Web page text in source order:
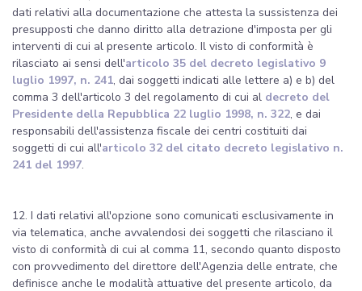
dati relativi alla documentazione che attesta la sussistenza dei
presupposti che danno diritto alla detrazione d'imposta per gli
interventi di cui al presente articolo. Il visto di conformità è
rilasciato ai sensi dell'articolo 35 del decreto legislativo 9
luglio 1997, n. 241, dai soggetti indicati alle lettere a) e b) del
comma 3 dell'articolo 3 del regolamento di cui al decreto del
Presidente della Repubblica 22 luglio 1998, n. 322, e dai
responsabili dell'assistenza fiscale dei centri costituiti dai
soggetti di cui all'articolo 32 del citato decreto legislativo n.
241 del 1997.
12. I dati relativi all'opzione sono comunicati esclusivamente in
via telematica, anche avvalendosi dei soggetti che rilasciano il
visto di conformità di cui al comma 11, secondo quanto disposto
con provvedimento del direttore dell'Agenzia delle entrate, che
definisce anche le modalità attuative del presente articolo, da